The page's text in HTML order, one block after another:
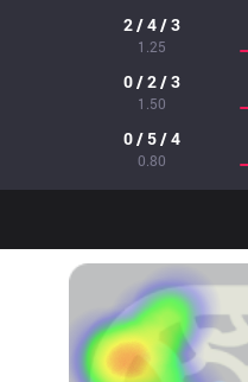
2 / 4 / 3
1.25
0 / 2 / 3
1.50
0 / 5 / 4
0.80